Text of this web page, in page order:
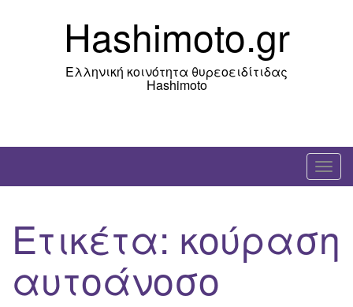
Hashimoto.gr
Ελληνική κοινότητα θυρεοειδίτιδας
Hashimoto
T
o
Ετικέτα: κούραση
αυτοάνοσο